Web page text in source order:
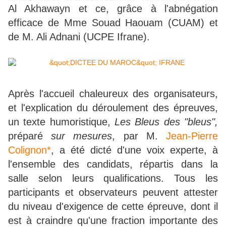
Al Akhawayn et ce, grâce à l'abnégation
efficace de Mme Souad Haouam (CUAM) et
de M. Ali Adnani (UCPE Ifrane).
Après l'accueil chaleureux des organisateurs,
et l'explication du déroulement des épreuves,
un texte humoristique, Les Bleus des "bleus",
préparésur mesures, par M.Jean-Pierre
Colignon*, a été dicté d'une voix experte, à
l'ensemble des candidats, répartis dans la
salle selon leurs qualifications. Tous les
participants et observateurs peuvent attester
du niveau d'exigence de cette épreuve, dont il
est à craindre qu'une fraction importante des